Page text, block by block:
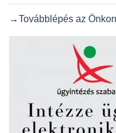
→Továbblépés az